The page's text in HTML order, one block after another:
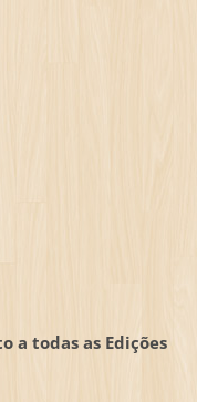
a todas as Edições